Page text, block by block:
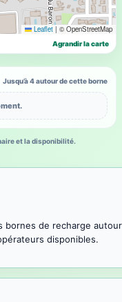
Leaflet | © OpenStreetMap
Agrandir la carte
Jusqu’à 4 autour de cette borne
et la disponibilité.
bornes de recharge
disponibles.